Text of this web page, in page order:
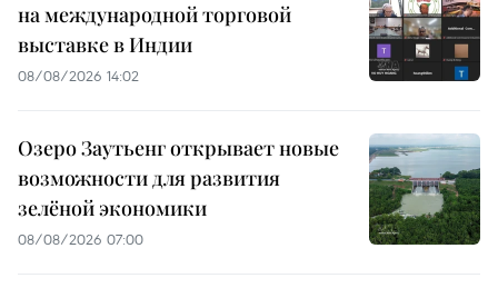
на международной торговой
выставке в Индии
08/08/2026 14:02
Озеро Заутьенг открывает новые
возможности для развития
зелёной экономики
08/08/2026 07:00